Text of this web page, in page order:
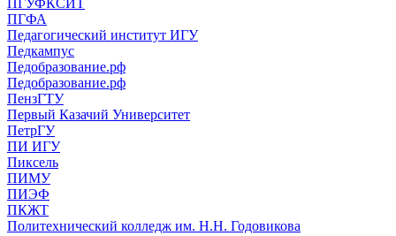
ПГФА
Педагогический институт ИГУ
Педкампус
Педобразование.рф
Педобразование.рф
ПензГТУ
Первый Казачий Университет
ПетрГУ
ПИ ИГУ
Пиксель
ПИМУ
ПИЭФ
ПКЖТ
Политехнический колледж им. Н.Н. Годовикова